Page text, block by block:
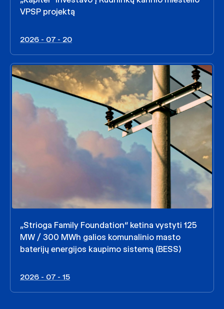
VPSP projektą
2026 - 07 - 20
„Strioga Family Foundation“ ketina vystyti 125
MW / 300 MWh galios komunalinio masto
baterijų energijos kaupimo sistemą (BESS)
2026 - 07 - 15